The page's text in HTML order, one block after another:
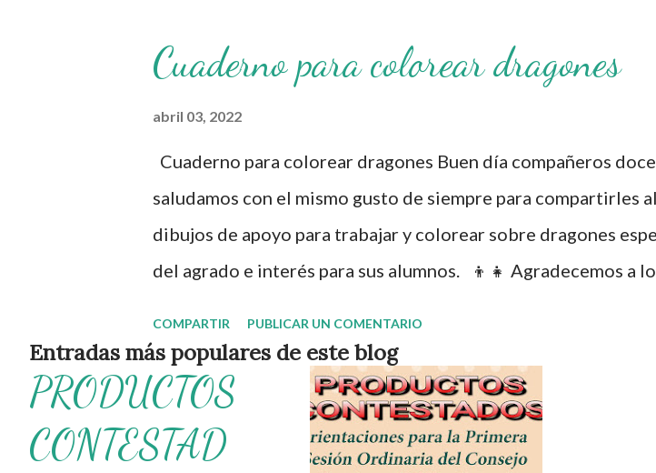
Cuaderno para colorear dragones
abril 03, 2022
Cuaderno para colorear dragones Buen día compañeros
saludamos con el mismo gusto de siempre para compartirles
dibujos de apoyo para trabajar y colorear sobre dragones
del agrado e interés para sus alumnos. 👦👧 Agradecemos a
realizan permitiéndonos difundir con fines educativos,
informativos. Recuerden que en nuestro blog encontrarán
actividades totalmente gratis que serán de gran utilidad para
sus alumnos y reforzar temas abordados anteriormente.
COMPARTIR PUBLICAR UN COMENTARIO
Entradas más populares de este blog
PRODUCTOS
CONTESTAD